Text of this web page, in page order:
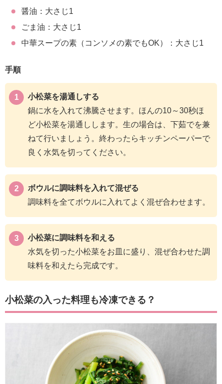
醤油：大さじ1
ごま油：大さじ1
中華スープの素（コンソメの素でもOK）：大さじ1
手順
小松菜を湯通しする
鍋に水を入れて沸騰させます。ほんの10～30秒ほ
ど小松菜を湯通しします。生の場合は、下茹でを兼
ねて行いましょう。終わったらキッチンペーパーで
良く水気を切ってください。
ボウルに調味料を入れて混ぜる
調味料を全てボウルに入れてよく混ぜ合わせます。
小松菜に調味料を和える
水気を切った小松菜をお皿に盛り、混ぜ合わせた調
味料を和えたら完成です。
小松菜の入った料理も冷凍できる？